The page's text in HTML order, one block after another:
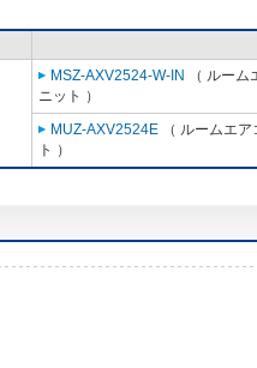
MSZ-AXV2524-W-IN
（ ルー
ニット ）
MUZ-AXV2524E （ ルームエ
ト ）